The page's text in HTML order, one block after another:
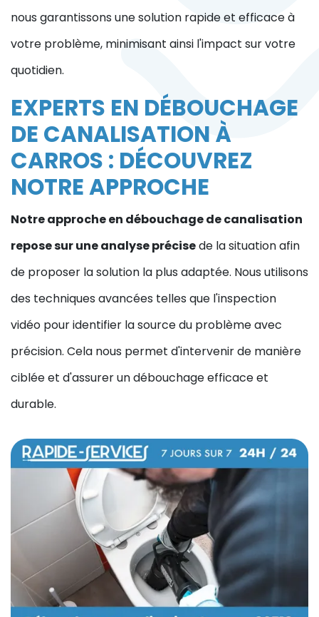
nous garantissons une solution rapide et efficace à
votre problème, minimisant ainsi l'impact sur votre
quotidien.
EXPERTS EN DÉBOUCHAGE
DE CANALISATION À
CARROS : DÉCOUVREZ
NOTRE APPROCHE
Notre approche en débouchage de canalisation
repose sur une analyse précisede la situation afin
de proposer la solution la plus adaptée. Nous utilisons
des techniques avancées telles que l'inspection
vidéo pour identifier la source du problème avec
précision. Cela nous permet d'intervenir de manière
ciblée et d'assurer un débouchage efficace et
durable.